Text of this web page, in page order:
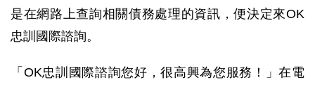
是在網路上查詢相關債務處理的資訊，便決定來OK
忠訓國際諮詢。
「OK忠訓國際諮詢您好，很高興為您服務！」在電